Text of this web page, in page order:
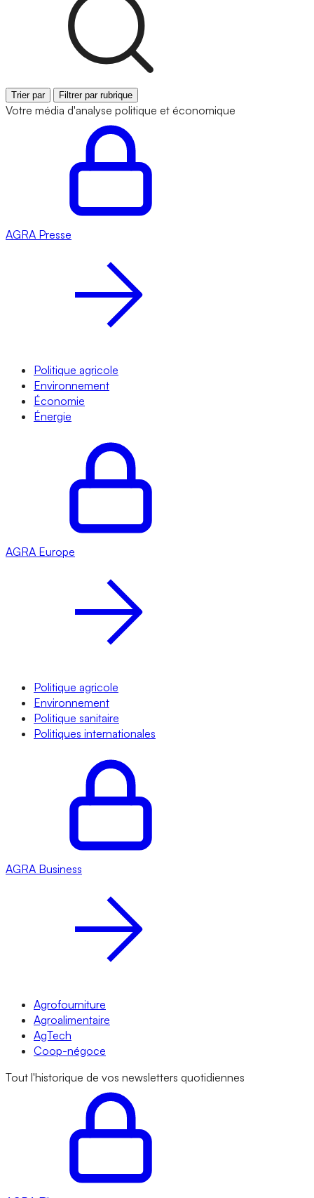
Trier par Filtrer par rubrique
Votre média d'analyse politique et économique
AGRA Presse
Politique agricole
Environnement
Économie
Énergie
AGRA Europe
Politique agricole
Environnement
Politique sanitaire
Politiques internationales
AGRA Business
Agrofourniture
Agroalimentaire
AgTech
Coop-négoce
Tout l'historique de vos newsletters quotidiennes